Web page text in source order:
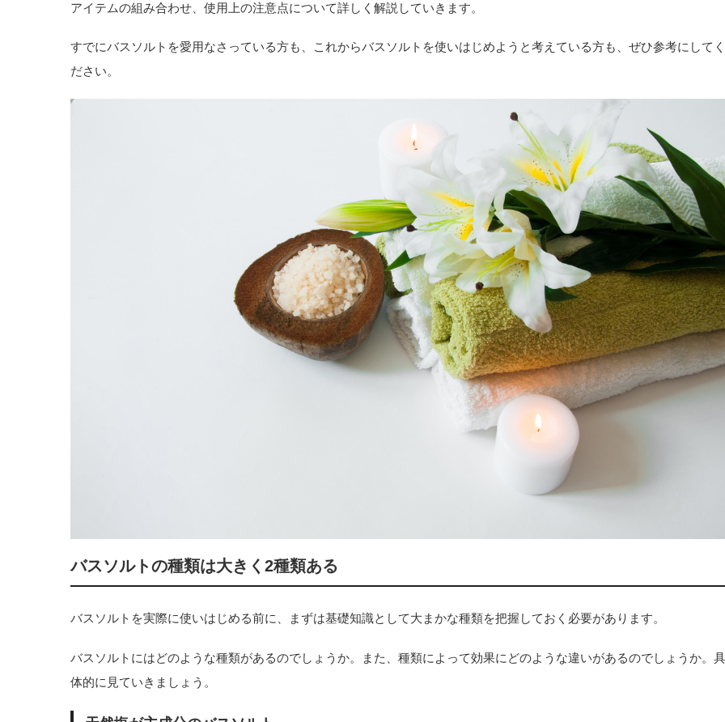
アイテムの組み合わせ、使用上の注意点について詳しく解説していきます。
すでにバスソルトを愛用なさっている方も、これからバスソルトを使いはじめようと考えている方も、ぜひ参考にしてく
ださい。
バスソルトの種類は大きく2種類ある
バスソルトを実際に使いはじめる前に、まずは基礎知識として大まかな種類を把握しておく必要があります。
バスソルトにはどのような種類があるのでしょうか。また、種類によって効果にどのような違いがあるのでしょうか。具
体的に見ていきましょう。